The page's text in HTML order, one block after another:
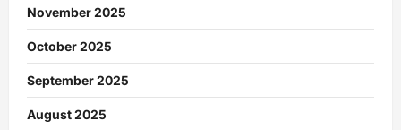
November 2025
October 2025
September 2025
August 2025